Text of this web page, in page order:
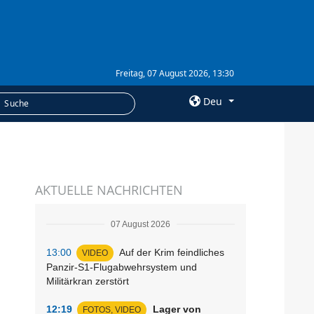
Freitag, 07 August 2026, 13:30
Deu
Abonnement
AKTUELLE NACHRICHTEN
07 August 2026
13:00 VIDEO
Auf der Krim feindliches
Panzir-S1-Flugabwehrsystem und
Militärkran zerstört
12:19 FOTOS, VIDEO
Lager von